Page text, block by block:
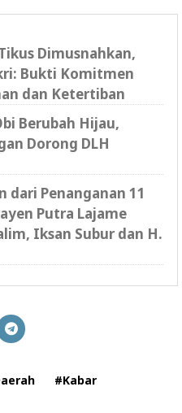
Dimusnahkan,
Bukti Komitmen
dan Ketertiban
Berubah Hijau,
Dorong DLH
dari Penanganan 11
Putra Lajame
Iksan Subur dan H.
#Kabar